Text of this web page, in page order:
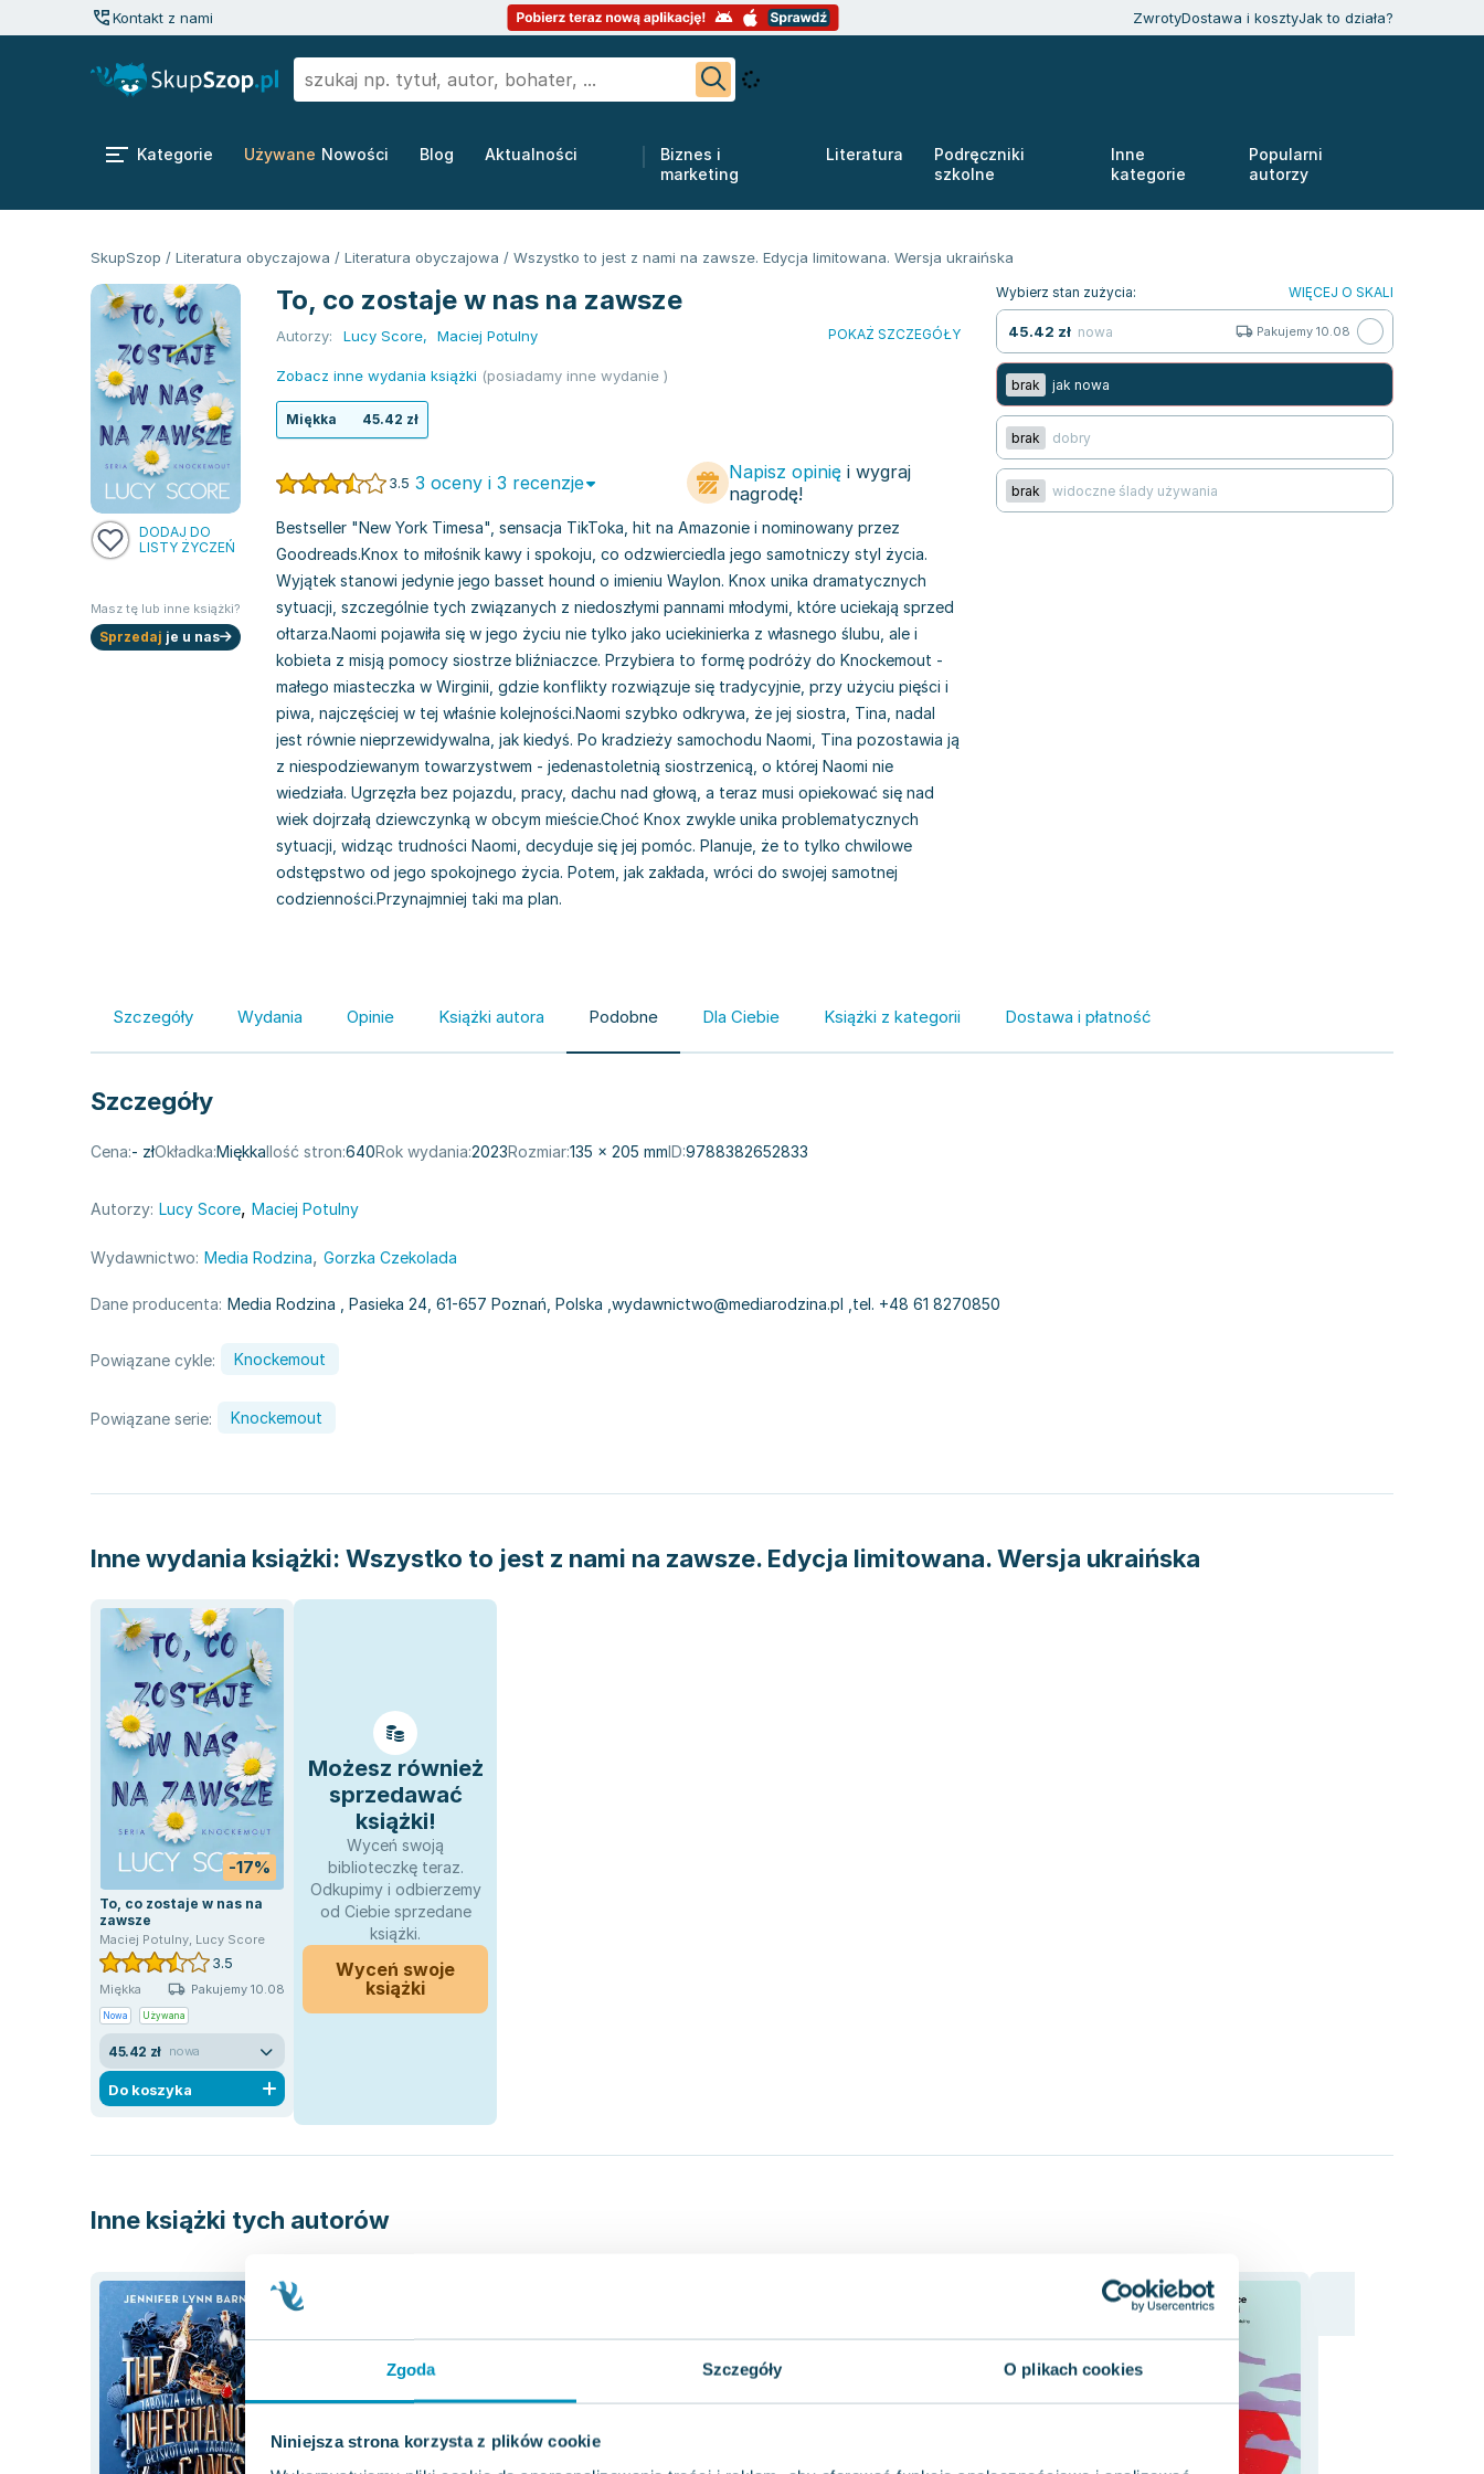
Zgoda Szczegóły O plikach cookies
Niniejsza strona korzysta z plików cookie
Kontakt z nami ZwrotyDostawa i kosztyJak to działa?
Kategorie Używane Nowości Blog Aktualności
Biznes i
marketing
Literatura
Podręczniki
szkolne
Inne
kategorie
Popularni
autorzy
SkupSzop / Literatura obyczajowa / Literatura obyczajowa / Wszystko to jest z nami na zawsze. Edycja limitowana. Wersja ukraińska
DODAJ DO
LISTY ŻYCZEŃ
Masz tę lub inne książki?
Sprzedaj je u nas
To, co zostaje w nas na zawsze
Autorzy: Lucy Score, Maciej Potulny POKAŻ SZCZEGÓŁY
Zobacz inne wydania książki (posiadamy inne wydanie )
Miękka 45.42 zł
3.5 3 oceny i 3 recenzje Napisz opinię i wygraj
nagrodę!
Bestseller "New York Timesa", sensacja TikToka, hit na Amazonie i nominowany przez
Goodreads.Knox to miłośnik kawy i spokoju, co odzwierciedla jego samotniczy styl życia.
Wyjątek stanowi jedynie jego basset hound o imieniu Waylon. Knox unika dramatycznych
sytuacji, szczególnie tych związanych z niedoszłymi pannami młodymi, które uciekają sprzed
ołtarza.Naomi pojawiła się w jego życiu nie tylko jako uciekinierka z własnego ślubu, ale i
kobieta z misją pomocy siostrze bliźniaczce. Przybiera to formę podróży do Knockemout -
małego miasteczka w Wirginii, gdzie konflikty rozwiązuje się tradycyjnie, przy użyciu pięści i
piwa, najczęściej w tej właśnie kolejności.Naomi szybko odkrywa, że jej siostra, Tina, nadal
jest równie nieprzewidywalna, jak kiedyś. Po kradzieży samochodu Naomi, Tina pozostawia ją
z niespodziewanym towarzystwem - jedenastoletnią siostrzenicą, o której Naomi nie
wiedziała. Ugrzęzła bez pojazdu, pracy, dachu nad głową, a teraz musi opiekować się nad
wiek dojrzałą dziewczynką w obcym mieście.Choć Knox zwykle unika problematycznych
sytuacji, widząc trudności Naomi, decyduje się jej pomóc. Planuje, że to tylko chwilowe
odstępstwo od jego spokojnego życia. Potem, jak zakłada, wróci do swojej samotnej
codzienności.Przynajmniej taki ma plan.
Wybierz stan zużycia: WIĘCEJ O SKALI
45.42 zł nowa Pakujemy 10.08
brak jak nowa
brak dobry
brak widoczne ślady używania
Szczegóły Wydania Opinie Książki autora Podobne Dla Ciebie Książki z kategorii Dostawa i płatność
Szczegóły
Cena:- złOkładka:MiękkaIlość stron:640Rok wydania:2023Rozmiar:135 × 205 mmID:9788382652833
Autorzy: Lucy Score, Maciej Potulny
Wydawnictwo: Media Rodzina, Gorzka Czekolada
Dane producenta: Media Rodzina , Pasieka 24, 61-657 Poznań, Polska wydawnictwo@mediarodzina.pl tel. +48 61 8270850
Powiązane cykle: Knockemout
Powiązane serie: Knockemout
Inne wydania książki: Wszystko to jest z nami na zawsze. Edycja limitowana. Wersja ukraińska
-17%
To, co zostaje w nas na
zawsze
Maciej Potulny, Lucy Score
3.5
Miękka Pakujemy 10.08
Nowa Używana
45.42 zł nowa
Do koszyka
Możesz również
sprzedawać
książki!
Wyceń swoją
biblioteczkę teraz.
Odkupimy i odbierzemy
od Ciebie sprzedane
książki.
Wyceń swoje
książki
Inne książki tych autorów